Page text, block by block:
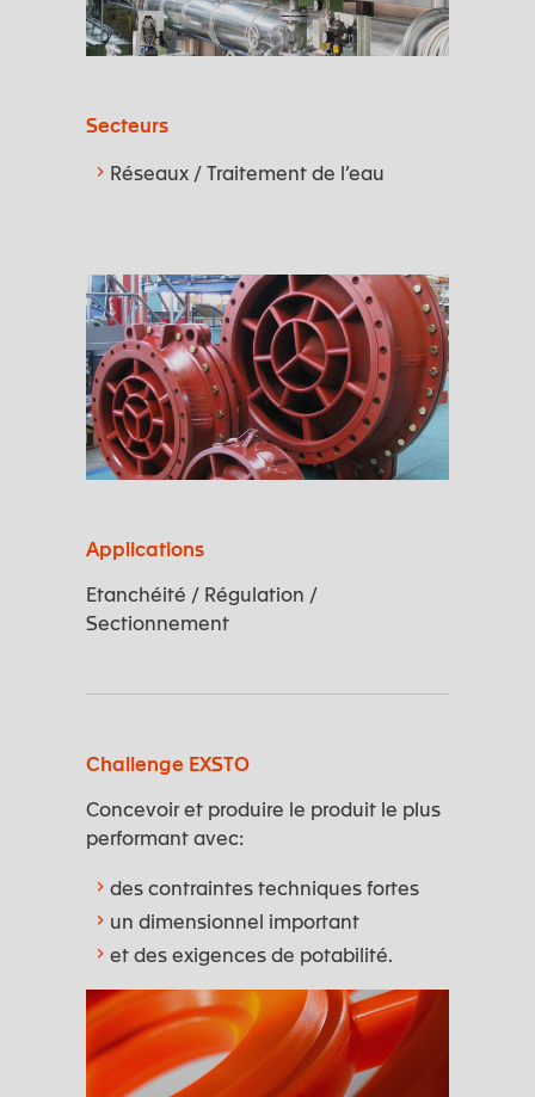
Secteurs
Réseaux / Traitement de l’eau
Applications
Etanchéité / Régulation /
Sectionnement
Challenge EXSTO
Concevoir et produire le produit le plus
performant avec:
des contraintes techniques fortes
un dimensionnel important
et des exigences de potabilité.